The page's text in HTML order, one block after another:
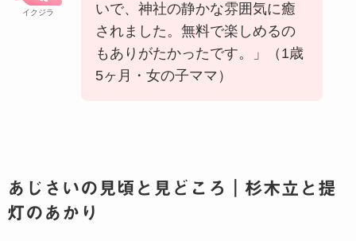
イクジラ
いで、神社の静かな雰囲気に癒
されました。無料で楽しめるの
もありがたかったです。」（1歳
5ヶ月・女の子ママ）
あじさいの見頃と見どころ｜杉木立と提
灯のあかり